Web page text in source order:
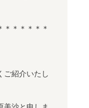
＊＊＊＊＊＊
ご紹介いたし